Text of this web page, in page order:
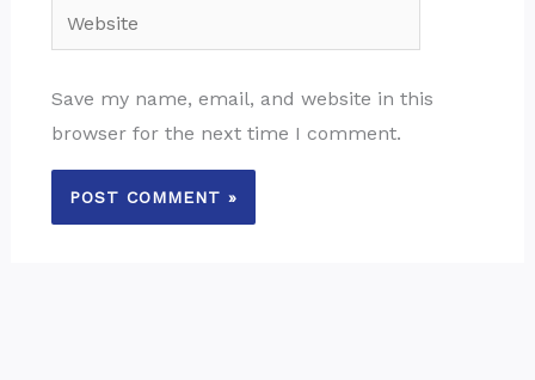
Website
Save my name, email, and website in this
browser for the next time I comment.